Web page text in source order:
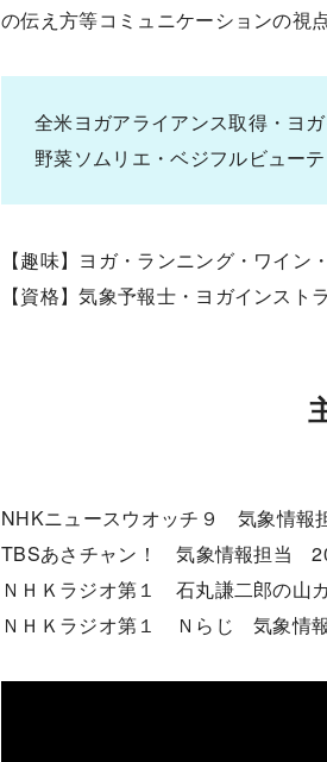
の伝え方等コミュニケーションの視
全米ヨガアライアンス取得・ヨ
野菜ソムリエ・ベジフルビュー
【趣味】ヨガ・ランニング・ワイ
【資格】気象予報士・ヨガインスト
NHKニュースウオッチ９ 気象情報
TBSあさチャン！ 気象情報担当
ＮＨＫラジオ第１ 石丸謙二郎の
ＮＨＫラジオ第１ Ｎらじ 気象情